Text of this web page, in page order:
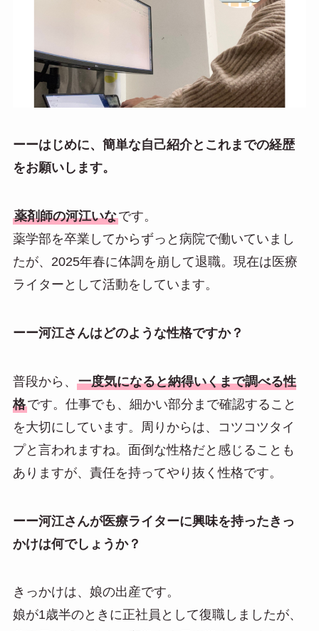
ーーはじめに、簡単な自己紹介とこれまでの経歴
をお願いします。
薬剤師の河江いなです。
薬学部を卒業してからずっと病院で働いていまし
たが、2025年春に体調を崩して退職。現在は医療
ライターとして活動をしています。
ーー河江さんはどのような性格ですか？
普段から、 一度気になると納得いくまで調べる性
格です。仕事でも、細かい部分まで確認すること
を大切にしています。周りからは、コツコツタイ
プと言われますね。面倒な性格だと感じることも
ありますが、責任を持ってやり抜く性格です。
ーー河江さんが医療ライターに興味を持ったきっ
かけは何でしょうか？
きっかけは、娘の出産です。
娘が1歳半のときに正社員として復職しましたが、